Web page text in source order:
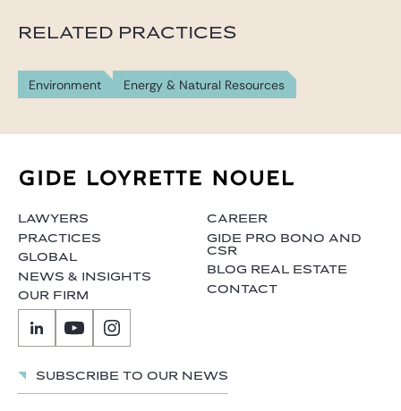
RELATED PRACTICES
Environment Energy & Natural Resources
LAWYERS
PRACTICES
GLOBAL
NEWS & INSIGHTS
OUR FIRM
CAREER
GIDE PRO BONO AND
CSR
BLOG REAL ESTATE
CONTACT
Subscribe to our news